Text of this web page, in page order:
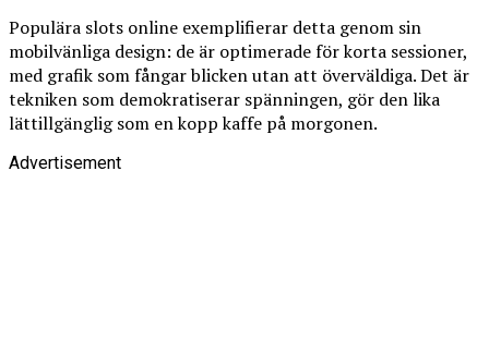
Populära slots online exemplifierar detta genom sin
mobilvänliga design: de är optimerade för korta sessioner,
med grafik som fångar blicken utan att överväldiga. Det är
tekniken som demokratiserar spänningen, gör den lika
lättillgänglig som en kopp kaffe på morgonen.
Advertisement